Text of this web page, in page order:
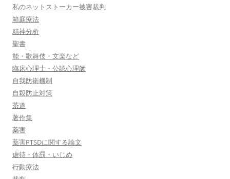
私のネットストーカー被害裁判
箱庭療法
精神分析
聖書
能・歌舞伎・文楽など
臨床心理士・公認心理師
自我防衛機制
自殺防止対策
茶道
著作集
薬害
薬害PTSDに関する論文
虐待・体罰・いじめ
行動療法